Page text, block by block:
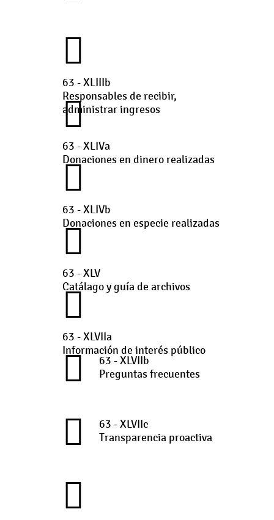
63 - XLIIIb
Responsables de recibir,
administrar ingresos
63 - XLIVa
Donaciones en dinero realizadas
63 - XLIVb
Donaciones en especie realizadas
63 - XLV
Catálago y guía de archivos
63 - XLVIIa
Información de interés público
63 - XLVIIb
Preguntas frecuentes
63 - XLVIIc
Transparencia proactiva